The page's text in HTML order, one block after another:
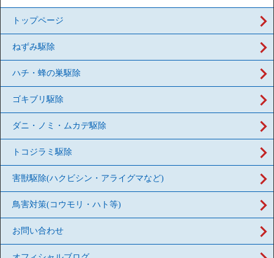
トップページ
ねずみ駆除
ハチ・蜂の巣駆除
ゴキブリ駆除
ダニ・ノミ・ムカデ駆除
トコジラミ駆除
害獣駆除(ハクビシン・アライグマなど)
鳥害対策(コウモリ・ハト等)
お問い合わせ